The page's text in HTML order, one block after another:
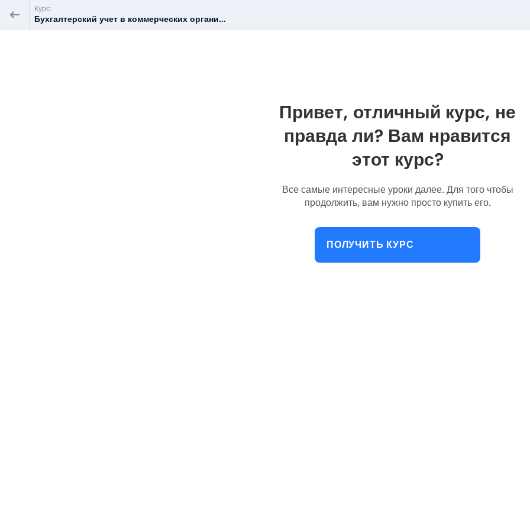
Курс:
Бухгалтерский учет в коммерческих органи...
Привет, отличный курс, не
правда ли? Вам нравится
этот курс?
Все самые интересные уроки далее. Для того чтобы
продолжить, вам нужно просто купить его.
ПОЛУЧИТЬ КУРС